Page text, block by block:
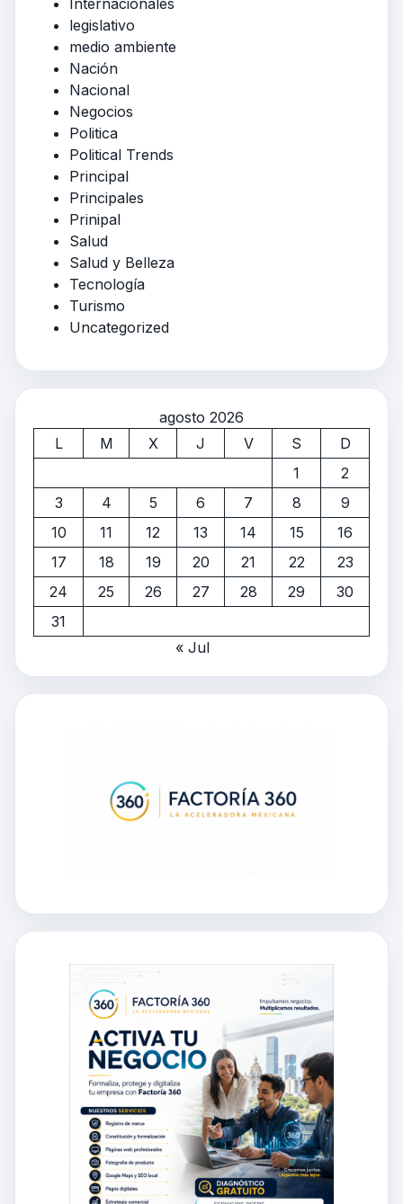
Internacionales
legislativo
medio ambiente
Nación
Nacional
Negocios
Politica
Political Trends
Principal
Principales
Prinipal
Salud
Salud y Belleza
Tecnología
Turismo
Uncategorized
agosto 2026
L
M X J V S
D
1
2
3
4 5 6 7 8
9
10
11 12 13 14 15
16
17
18 19 20 21 22
23
24
25 26 27 28 29
30
31
« Jul